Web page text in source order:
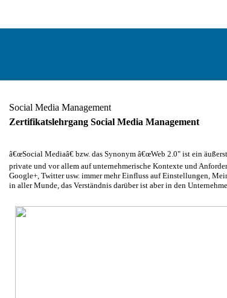
Social Media Management
Zertifikatslehrgang Social Media Management
â€œSocial Mediaâ€ bzw. das Synonym â€œWeb 2.0" ist ein
private und vor allem auf unternehmerische Kontexte und
Google+, Twitter usw. immer mehr Einfluss auf Einstellungen,
in aller Munde, das Verständnis darüber ist aber in den